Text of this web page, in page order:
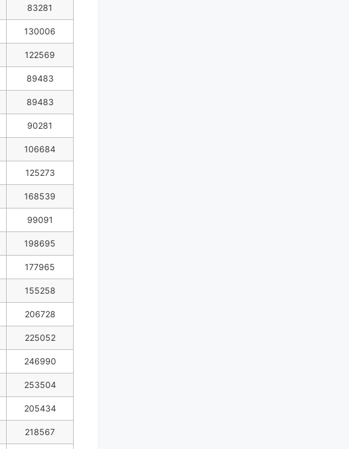
83281
130006
122569
89483
89483
90281
106684
125273
168539
99091
198695
177965
155258
206728
225052
246990
253504
205434
218567